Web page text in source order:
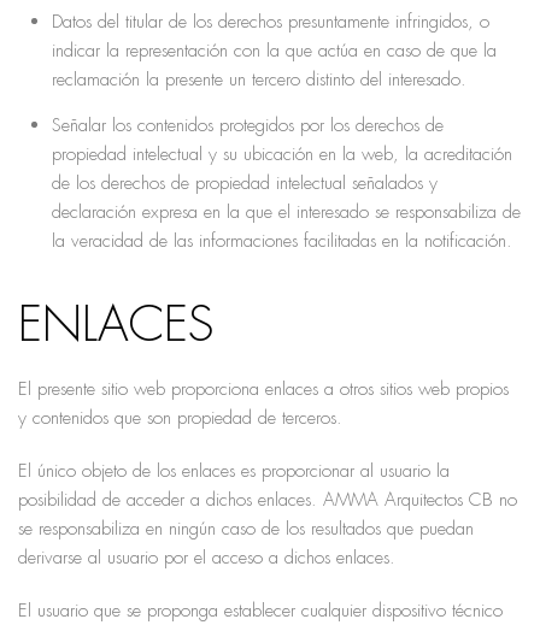
Datos del titular de los derechos presuntamente infringidos, o
indicar la representación con la que actúa en caso de que la
reclamación la presente un tercero distinto del interesado.
Señalar los contenidos protegidos por los derechos de
propiedad intelectual y su ubicación en la web, la acreditación
de los derechos de propiedad intelectual señalados y
declaración expresa en la que el interesado se responsabiliza de
la veracidad de las informaciones facilitadas en la notificación.
ENLACES
El presente sitio web proporciona enlaces a otros sitios web propios
y contenidos que son propiedad de terceros.
El único objeto de los enlaces es proporcionar al usuario la
posibilidad de acceder a dichos enlaces. AMMA Arquitectos CB no
se responsabiliza en ningún caso de los resultados que puedan
derivarse al usuario por el acceso a dichos enlaces.
El usuario que se proponga establecer cualquier dispositivo técnico